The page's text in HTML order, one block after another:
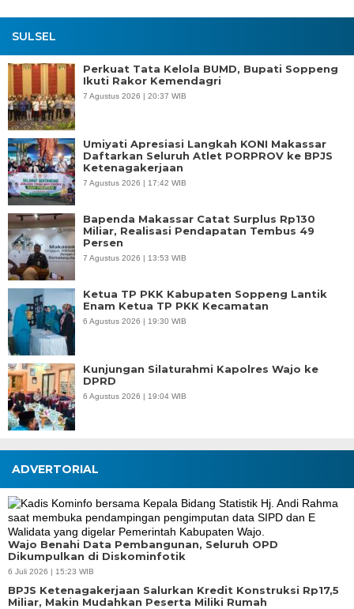
SULSEL
Perkuat Tata Kelola BUMD, Bupati Soppeng
Ikuti Rakor Kemendagri
7 Agustus 2026 | 20:37 WIB
Umiyati Apresiasi Langkah KONI Makassar
Daftarkan Seluruh Atlet PORPROV ke BPJS
Ketenagakerjaan
7 Agustus 2026 | 17:42 WIB
Bapenda Makassar Catat Surplus Rp130
Miliar, Realisasi Pendapatan Tembus 49
Persen
7 Agustus 2026 | 13:53 WIB
Ketua TP PKK Kabupaten Soppeng Lantik
Enam Ketua TP PKK Kecamatan
6 Agustus 2026 | 19:30 WIB
Kunjungan Silaturahmi Kapolres Wajo ke
DPRD
6 Agustus 2026 | 19:04 WIB
ADVERTORIAL
Wajo Benahi Data Pembangunan, Seluruh OPD
Dikumpulkan di Diskominfotik
6 Juli 2026 | 15:23 WIB
BPJS Ketenagakerjaan Salurkan Kredit Konstruksi Rp17,5
Miliar, Makin Mudahkan Peserta Miliki Rumah